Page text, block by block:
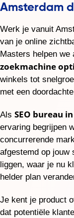
Amsterdam
Werk je vanuit
van je online
Masters helpen we
zoekmachine
winkels tot
met een
Als SEO bureau
ervaring begrijpen
concurrerende
afgestemd op jouw
liggen, waar je nu
helder plan
Je kent je product
dat potentiële